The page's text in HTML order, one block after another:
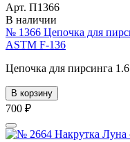
Арт. П1366
В наличии
№ 1366 Цепочка для
ASTM F-136
Цепочка для пирсинга
В корзину
700 ₽